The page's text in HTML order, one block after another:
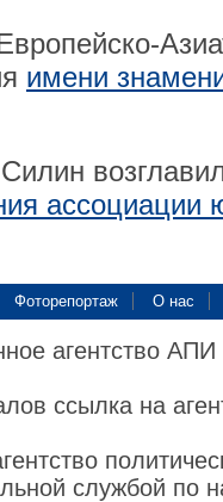
имени
Силин
ассоциации
Фоторепортаж О нас
агентство
ссылка на
службой по